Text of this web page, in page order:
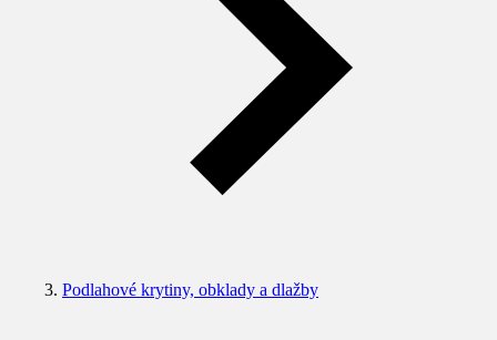
Podlahové krytiny, obklady a dlažby